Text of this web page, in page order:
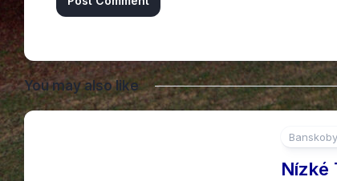
You may also like
Nízké